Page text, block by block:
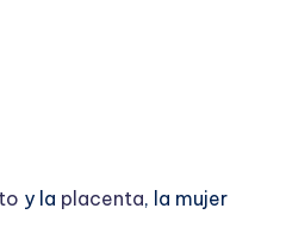
y la placenta, la mujer